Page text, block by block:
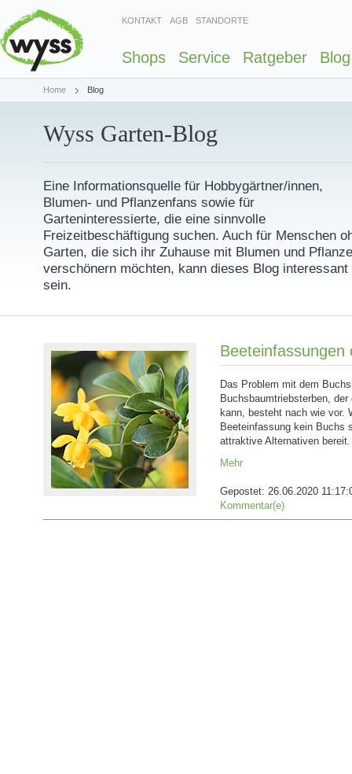
KONTAKT AGB STANDORTE
Shops Service Ratgeber Blog
Home Blog
Wyss Garten-Blog
Eine Informationsquelle für Hobbygärtner/innen,
Blumen- und Pflanzenfans sowie für
Garteninteressierte, die eine sinnvolle
Freizeitbeschäftigung suchen. Auch für Menschen
Garten, die sich ihr Zuhause mit Blumen und
verschönern möchten, kann dieses Blog interessant
sein.
Beeteinfassungen
Das Problem mit dem
Buchsbaumtriebsterben,
kann, besteht nach wie vor.
Beeteinfassung kein Buchs
attraktive Alternativen bereit.
Mehr
Gepostet: 26.06.2020
Kommentar(e)